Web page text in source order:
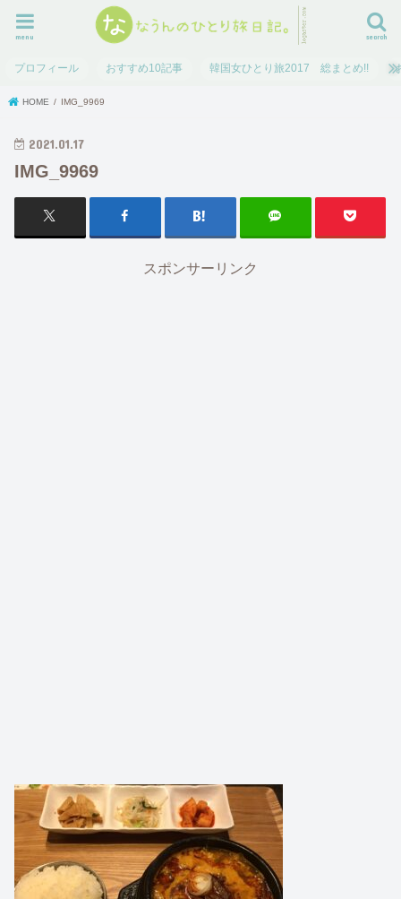
search
menu
プロフィール おすすめ10記事 韓国女ひとり旅2017 総まとめ!!
HOME IMG_9969
2021.01.17
IMG_9969
スポンサーリンク